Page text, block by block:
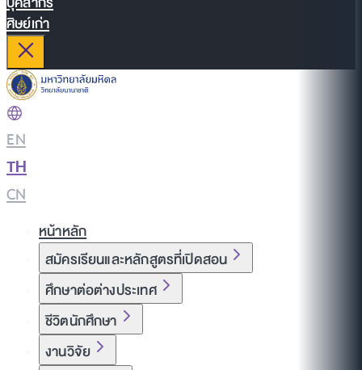
ศิษย์เก่า
EN
TH
CN
หน้าหลัก
สมัครเรียนและหลักสูตรที่เปิดสอน
ศึกษาต่อต่างประเทศ
ชีวิตนักศึกษา
งานวิจัย